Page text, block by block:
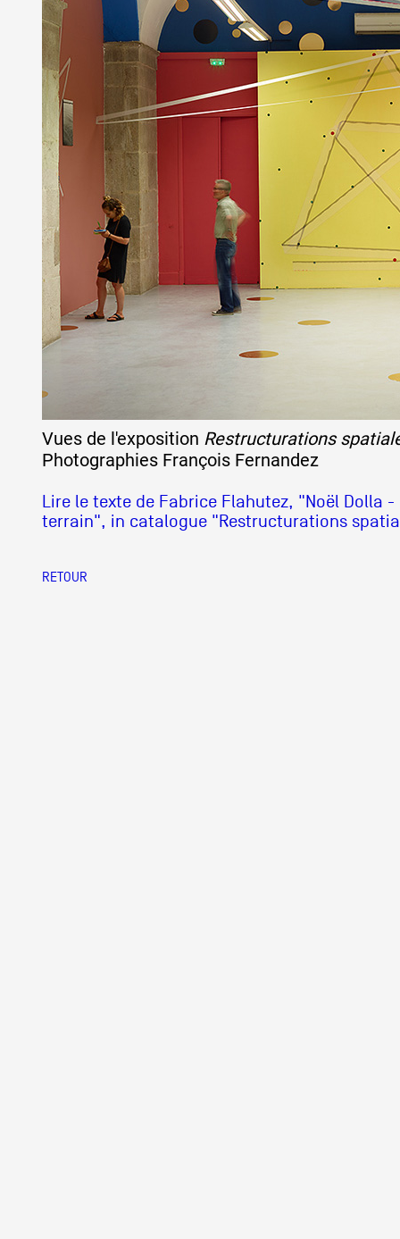
Vues de l'exposition Restructurations
Photographies François Fernandez
Lire le texte de Fabrice Flahutez, "Noël Dolla
terrain", in catalogue "Restructurations
RETOUR